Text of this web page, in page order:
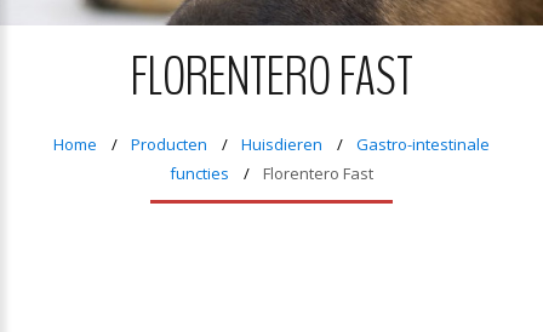
FLORENTERO FAST
Home Producten Huisdieren
Gastro-intestinale
functies
Florentero Fast